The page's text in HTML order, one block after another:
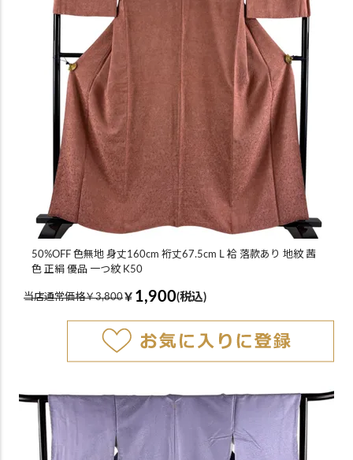
50%OFF 色無地 身丈160cm 裄丈67.5cm L 袷 落款あり 地紋 茜
色 正絹 優品 一つ紋 K50
当店通常価格￥3,800￥ 1,900(税込)